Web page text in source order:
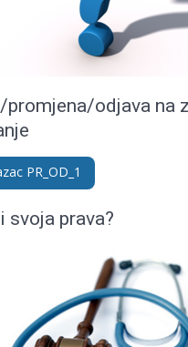
promjena/odjava na
PR_OD_1
svoja prava?